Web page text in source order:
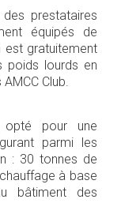
prestataires
équipés de
est gratuitement
poids lourds en
Club.
pour une
parmi les
: 30 tonnes de
à base
bâtiment des